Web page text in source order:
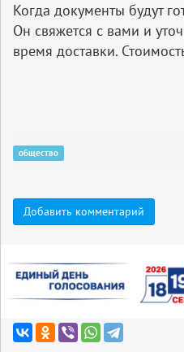
Когда документы будут
Он свяжется с вами и
время доставки.
общество
Добавить комментарий